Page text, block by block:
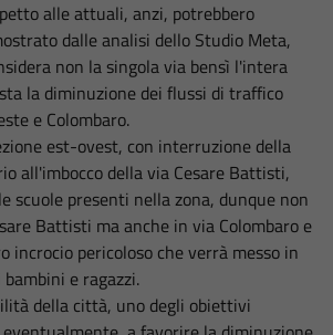
alle attuali, anzi, potrebbero
dalle analisi dello Studio Meta,
non la singola via bensì l'intera
la diminuzione dei flussi di traffico
e Colombaro.
est-ovest, con interruzione della
all'imbocco della via Cesare Battisti,
scuole presenti nella zona, dunque non
Battisti ma anche in via Colombaro e
incrocio pericoloso che verrà messo in
e ragazzi.
della città, uno degli obiettivi